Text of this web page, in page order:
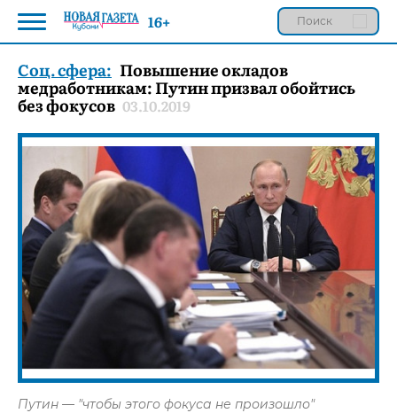
Соц. сфера: Повышение окладов
медработникам: Путин призвал обойтись
без фокусов 03.10.2019
Путин — "чтобы этого фокуса не произошло"
16+